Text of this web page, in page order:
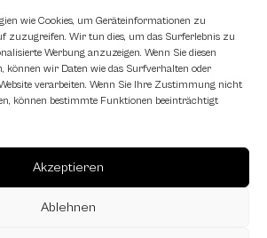
wie Cookies, um Geräteinformationen zu
zuzugreifen. Wir tun dies, um das Surferlebnis zu
Werbung anzuzeigen. Wenn Sie diesen
können wir Daten wie das Surfverhalten oder
verarbeiten. Wenn Sie Ihre Zustimmung nicht
können bestimmte Funktionen beeinträchtigt
Akzeptieren
Ablehnen
Lokale